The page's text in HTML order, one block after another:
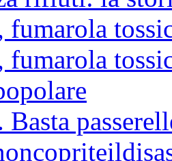
fumarola
fumarola
Basta